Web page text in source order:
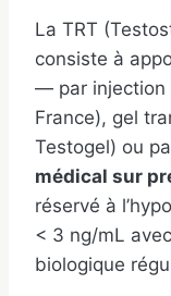
La TRT
consiste à
— par injection
France), gel
Testogel) ou
médical sur
réservé à
< 3 ng/mL
biologique